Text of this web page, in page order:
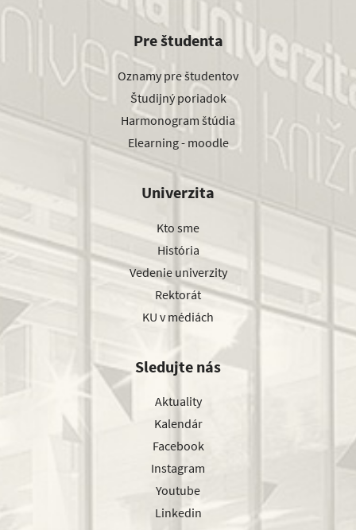
Pre študenta
Oznamy pre študentov
Študijný poriadok
Harmonogram štúdia
Elearning - moodle
Univerzita
Kto sme
História
Vedenie univerzity
Rektorát
KU v médiách
Sledujte nás
Aktuality
Kalendár
Facebook
Instagram
Youtube
Linkedin